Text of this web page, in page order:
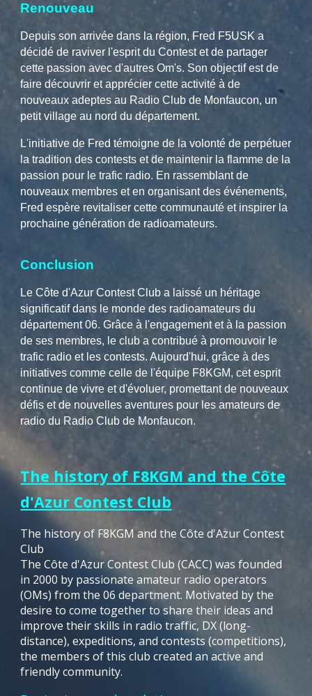
Renouveau
Depuis son arrivée dans la région, Fred F5USK a
décidé de raviver l'esprit du Contest et de partager
cette passion avec d'autres Om's. Son objectif est de
faire découvrir et apprécier cette activité à de
nouveaux adeptes au Radio Club de Monfaucon, un
petit village au nord du département.
L'initiative de Fred témoigne de la volonté de perpétuer
la tradition des contests et de maintenir la flamme de la
passion pour le trafic radio. En rassemblant de
nouveaux membres et en organisant des événements,
Fred espère revitaliser cette communauté et inspirer la
prochaine génération de radioamateurs.
Conclusion
Le Côte d'Azur Contest Club a laissé un héritage
significatif dans le monde des radioamateurs du
département 06. Grâce à l'engagement et à la passion
de ses membres, le club a contribué à promouvoir le
trafic radio et les contests. Aujourd'hui, grâce à des
initiatives comme celle de l'équipe F8KGM, cet esprit
continue de vivre et d'évoluer, promettant de nouveaux
défis et de nouvelles aventures pour les amateurs de
radio du Radio Club de Monfaucon.
The history of F8KGM and the Côte
d'Azur Contest Club
The history of F8KGM and the Côte d'Azur Contest
Club
The Côte d'Azur Contest Club (CACC) was founded
in 2000 by passionate amateur radio operators
(OMs) from the 06 department. Motivated by the
desire to come together to share their ideas and
improve their skills in radio traffic, DX (long-
distance), expeditions, and contests (competitions),
the members of this club created an active and
friendly community.